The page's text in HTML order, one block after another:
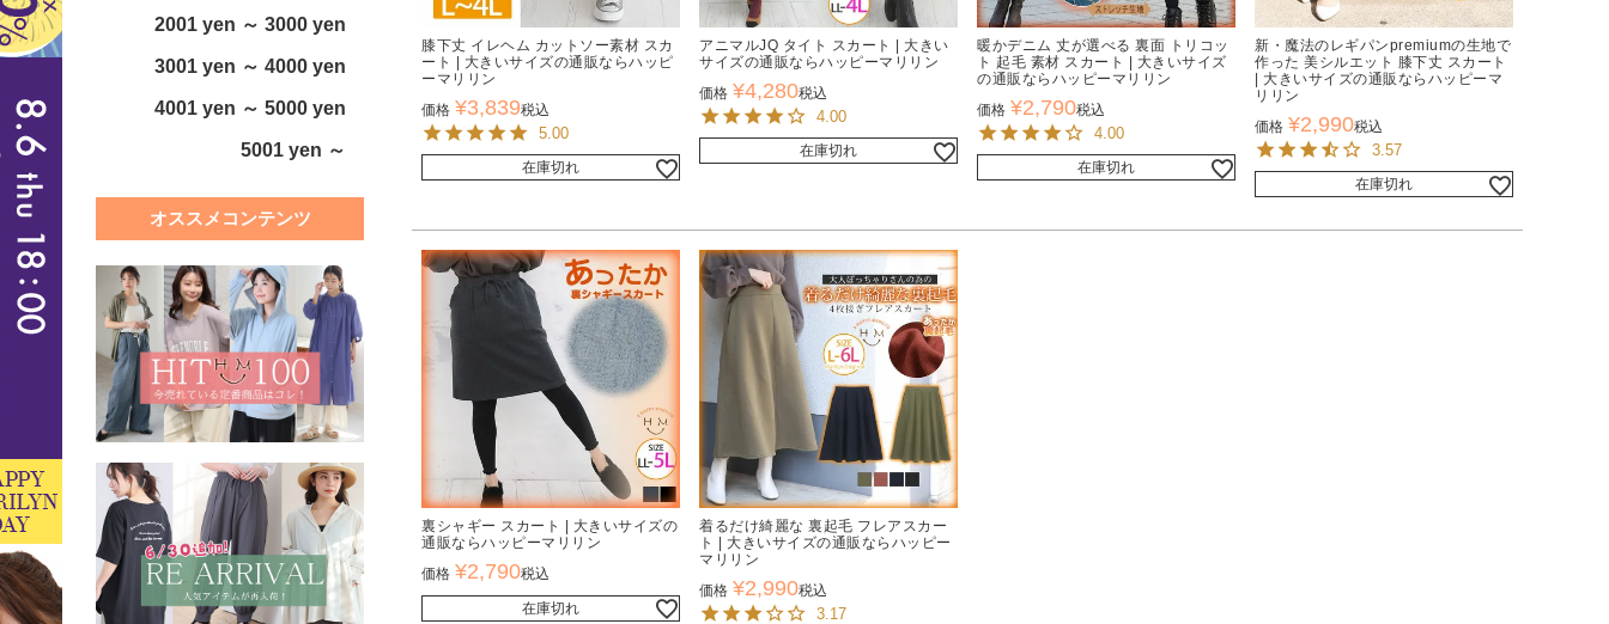
2001 yen ～ 3000 yen
3001 yen ～ 4000 yen
4001 yen ～ 5000 yen
5001 yen ～
オススメコンテンツ
膝下丈 イレヘム カットソー素材 スカ
ート | 大きいサイズの通販ならハッピ
ーマリリン
価格 ¥3,839税込
5.00
在庫切れ
アニマルJQ タイト スカート | 大きい
サイズの通販ならハッピーマリリン
価格 ¥4,280税込
4.00
在庫切れ
暖かデニム 丈が選べる 裏面 トリコッ
ト 起毛 素材 スカート | 大きいサイズ
の通販ならハッピーマリリン
価格 ¥2,790税込
4.00
在庫切れ
新・魔法のレギパンpremiumの生地で
作った 美シルエット 膝下丈 スカート
| 大きいサイズの通販ならハッピーマ
リリン
価格 ¥2,990税込
3.57
在庫切れ
裏シャギー スカート | 大きいサイズの
通販ならハッピーマリリン
価格 ¥2,790税込
在庫切れ
着るだけ綺麗な 裏起毛 フレアスカー
ト | 大きいサイズの通販ならハッピー
マリリン
価格 ¥2,990税込
3.17